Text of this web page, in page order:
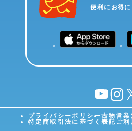
便利にお得に
YouTubeinstagram
X
プライバシーポリシー古物営業
特定商取引法に基づく表記 ご利